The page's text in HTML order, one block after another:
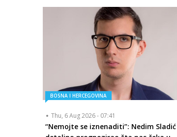
BOSNA I HERCEGOVINA
Thu, 6 Aug 2026 - 07:41
“Nemojte se iznenaditi”: Nedim Sladić